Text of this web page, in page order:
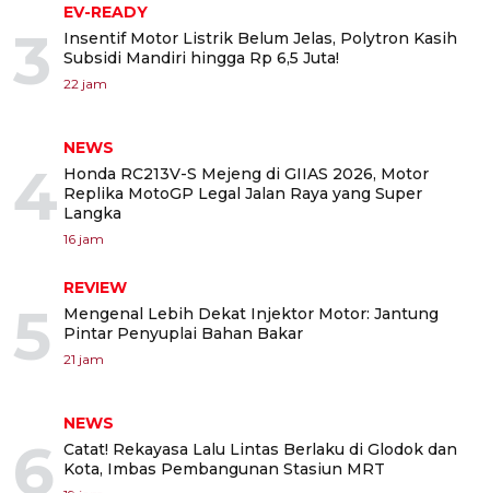
3
EV-READY
Insentif Motor Listrik Belum Jelas, Polytron Kasih
Subsidi Mandiri hingga Rp 6,5 Juta!
22 jam
4
NEWS
Honda RC213V-S Mejeng di GIIAS 2026, Motor
Replika MotoGP Legal Jalan Raya yang Super
Langka
16 jam
5
REVIEW
Mengenal Lebih Dekat Injektor Motor: Jantung
Pintar Penyuplai Bahan Bakar
21 jam
6
NEWS
Catat! Rekayasa Lalu Lintas Berlaku di Glodok dan
Kota, Imbas Pembangunan Stasiun MRT